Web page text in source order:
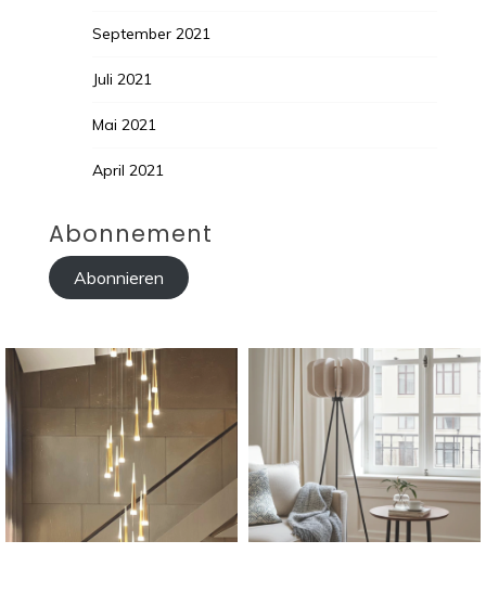
September 2021
Juli 2021
Mai 2021
April 2021
Abonnement
Abonnieren